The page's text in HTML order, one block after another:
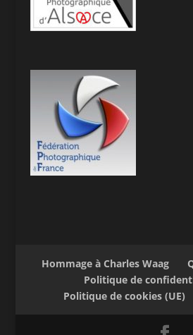
Hommage à Charles Waag
Politique de
Politique de cookies (UE)